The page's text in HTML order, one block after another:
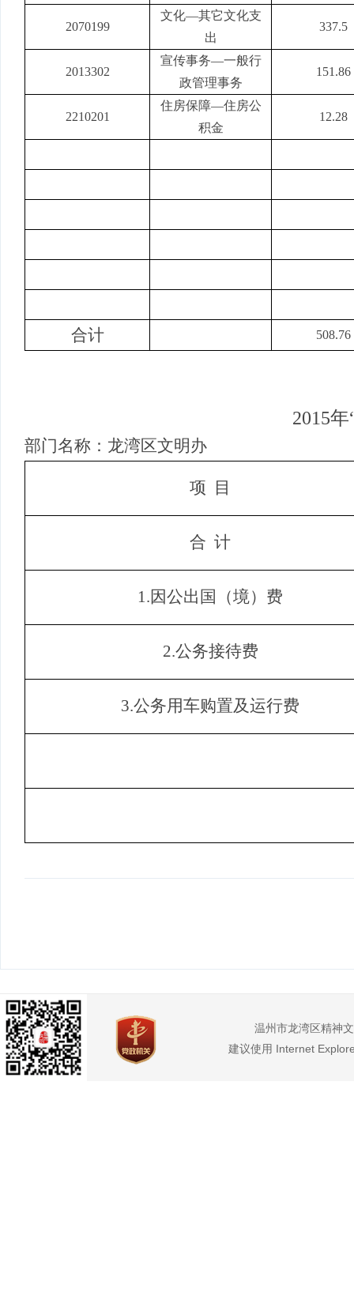
2070199
文化—其它文化支
出
337.5
2013302
宣传事务—一般行
政管理事务
151.86
2210201
住房保障—住房公
积金
12.28
合计 508.76
2015年
部门名称： 龙湾区文明办
项 目
合 计
1.因公出国（境）费
2.公务接待费
3.公务用车购置及运行费
温州市龙湾区精神
建议使用 Internet